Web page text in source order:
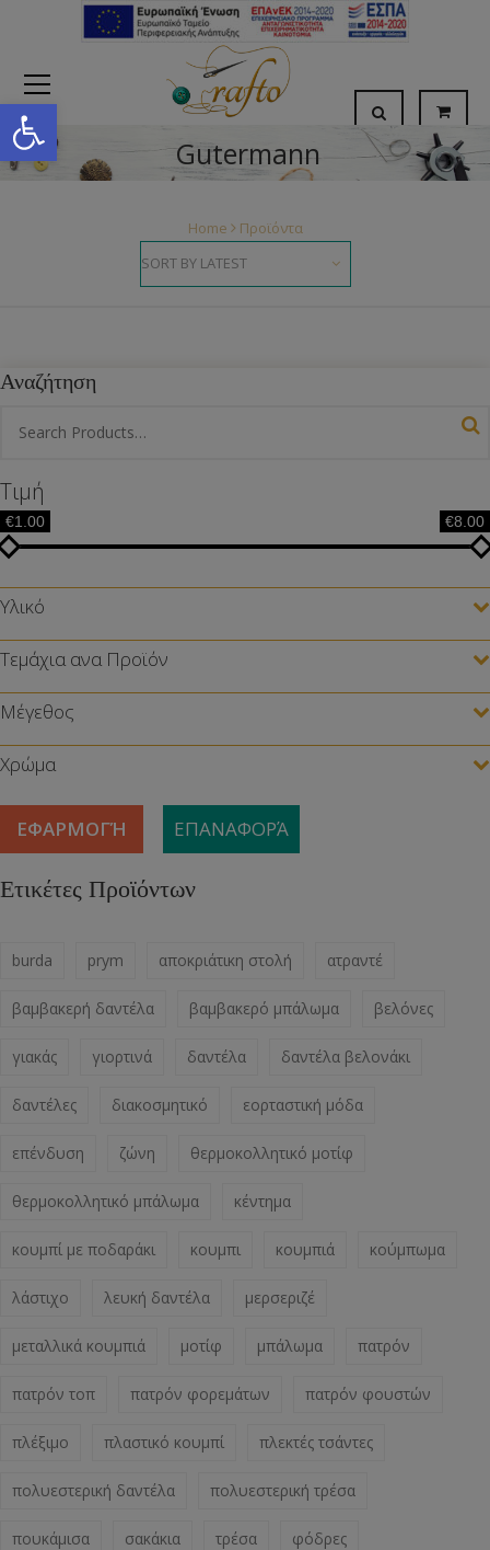
Open toolbar
Gutermann
Home Προϊόντα
Αναζήτηση
Τιμή
€1.00 €8.00
Υλικό
Τεμάχια ανα Προϊόν
Μέγεθος
Χρώμα
ΕΦΑΡΜΟΓΉ ΕΠΑΝΑΦΟΡΆ
Ετικέτες Προϊόντων
burda prym αποκριάτικη στολή ατραντέ
βαμβακερή δαντέλα βαμβακερό μπάλωμα βελόνες
γιακάς γιορτινά δαντέλα δαντέλα βελονάκι
δαντέλες διακοσμητικό εορταστική μόδα
επένδυση ζώνη θερμοκολλητικό μοτίφ
θερμοκολλητικό μπάλωμα κέντημα
κουμπί με ποδαράκι κουμπι κουμπιά κούμπωμα
λάστιχο λευκή δαντέλα μερσεριζέ
μεταλλικά κουμπιά μοτίφ μπάλωμα πατρόν
πατρόν τοπ πατρόν φορεμάτων πατρόν φουστών
πλέξιμο πλαστικό κουμπί πλεκτές τσάντες
πολυεστερική δαντέλα πολυεστερική τρέσα
πουκάμισα σακάκια τρέσα φόδρες